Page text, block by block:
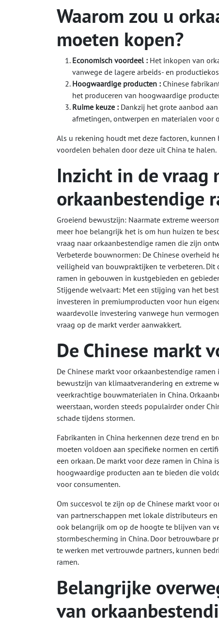
Waarom zou u
moeten kopen?
Economisch voordeel : Het inkopen van
vanwege de lagere arbeids- en
Hoogwaardige producten : Chinese
het produceren van hoogwaardige
Ruime keuze : Dankzij het grote aanbod
afmetingen, ontwerpen en materialen voor
Als u rekening houdt met deze factoren,
voordelen behalen door deze uit China te halen.
Inzicht in de vraag
orkaanbestendige
Groeiend bewustzijn: Naarmate extreme
meer hoe belangrijk het is om hun huizen te
vraag naar orkaanbestendige ramen die zijn
Verbeterde bouwnormen: De Chinese overheid
veiligheid van bouwpraktijken te verbeteren.
ramen in gebouwen in kustgebieden en
Stijgende welvaart: Met een stijging van het
investeren in premiumproducten voor hun
waardevolle investering vanwege hun
vraag op de markt verder aanwakkert.
De Chinese markt
De Chinese markt voor orkaanbestendige
bewustzijn van klimaatverandering en extreme
veerkrachtige bouwmaterialen in China.
weerstaan, worden steeds populairder onder
schade tijdens stormen.
Fabrikanten in China herkennen deze trend en
moeten voldoen aan specifieke normen en
een orkaan. De markt voor deze ramen in
hoogwaardige producten aan te bieden die
voor consumenten.
Om succesvol te zijn op de Chinese markt voor
van partnerschappen met lokale distributeurs
ook belangrijk om op de hoogte te blijven van
stormbescherming in China. Door betrouwbare
te werken met vertrouwde partners, kunnen
ramen.
Belangrijke
van